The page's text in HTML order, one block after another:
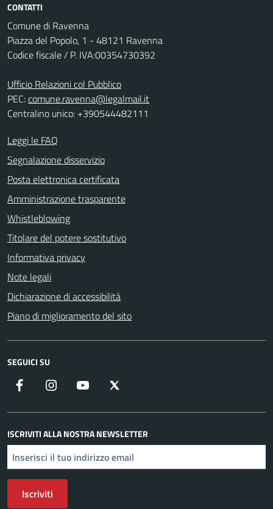
CONTATTI
Comune di Ravenna
Piazza del Popolo, 1 - 48121 Ravenna
Codice fiscale / P. IVA:00354730392
Ufficio Relazioni col Pubblico
PEC:comune.ravenna@legalmail.it
Centralino unico: +390544482111
Leggi le FAQ
Segnalazione disservizio
Posta elettronica certificata
Amministrazione trasparente
Whistleblowing
Titolare del potere sostitutivo
Informativa privacy
Note legali
Dichiarazione di accessibilità
Piano di miglioramento del sito
SEGUICI SU
Facebook Instagram YouTube
ISCRIVITI ALLA NOSTRA NEWSLETTER